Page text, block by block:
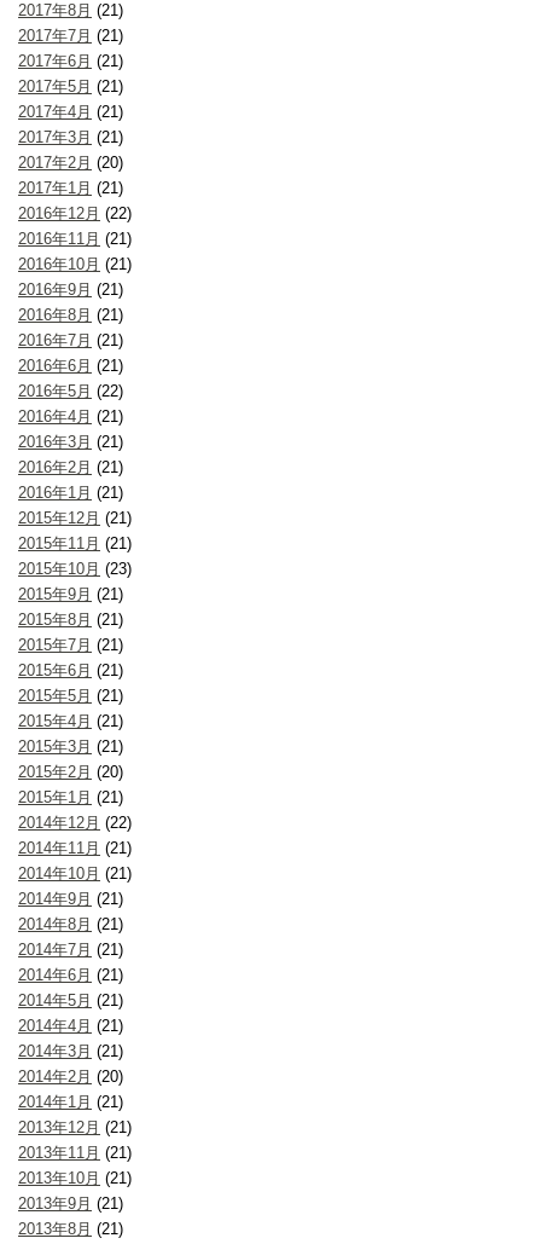
2017年8月 (21)
2017年7月 (21)
2017年6月 (21)
2017年5月 (21)
2017年4月 (21)
2017年3月 (21)
2017年2月 (20)
2017年1月 (21)
2016年12月 (22)
2016年11月 (21)
2016年10月 (21)
2016年9月 (21)
2016年8月 (21)
2016年7月 (21)
2016年6月 (21)
2016年5月 (22)
2016年4月 (21)
2016年3月 (21)
2016年2月 (21)
2016年1月 (21)
2015年12月 (21)
2015年11月 (21)
2015年10月 (23)
2015年9月 (21)
2015年8月 (21)
2015年7月 (21)
2015年6月 (21)
2015年5月 (21)
2015年4月 (21)
2015年3月 (21)
2015年2月 (20)
2015年1月 (21)
2014年12月 (22)
2014年11月 (21)
2014年10月 (21)
2014年9月 (21)
2014年8月 (21)
2014年7月 (21)
2014年6月 (21)
2014年5月 (21)
2014年4月 (21)
2014年3月 (21)
2014年2月 (20)
2014年1月 (21)
2013年12月 (21)
2013年11月 (21)
2013年10月 (21)
2013年9月 (21)
2013年8月 (21)